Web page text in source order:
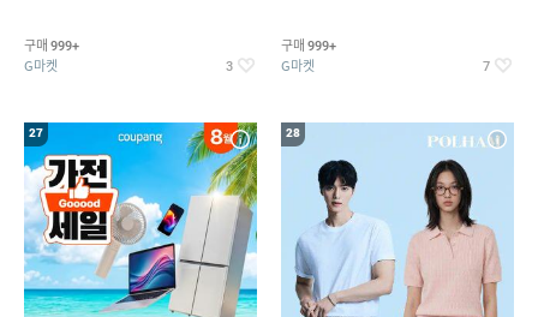
콘맛4번들
구매 999+
G마켓 3
구매 999+
G마켓 7
27 28